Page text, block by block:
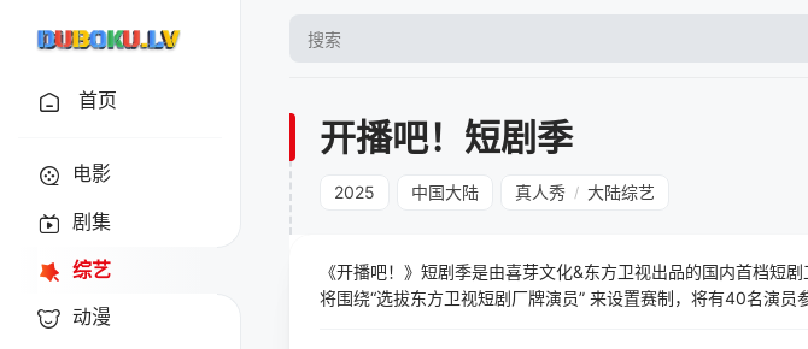
首页
电影
剧集
综艺
动漫
开播吧！短剧季
2025 中国大陆 真人秀 / 大陆综艺
《开播吧！》短剧季是由喜芽文化&东方卫视出品的国内首档短
将围绕“选拔东方卫视短剧厂牌演员” 来设置赛制，将有40名演